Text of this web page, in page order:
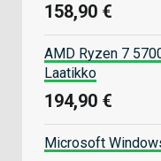
158,90 €
AMD Ryzen 7
Laatikko
194,90 €
Microsoft